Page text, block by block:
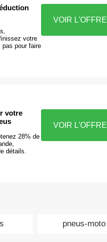
votre
pas pour faire
VOIR L'OFFRE
votre
28% de
détails.
VOIR L'OFFRE
pneus-moto